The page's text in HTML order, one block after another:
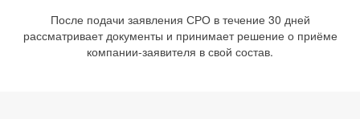
После подачи заявления СРО в течение 30 дней
рассматривает документы и принимает решение о приёме
компании-заявителя в свой состав.